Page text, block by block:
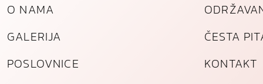
O NAMA
GALERIJA
POSLOVNICE
ČESTA
KONTAKT